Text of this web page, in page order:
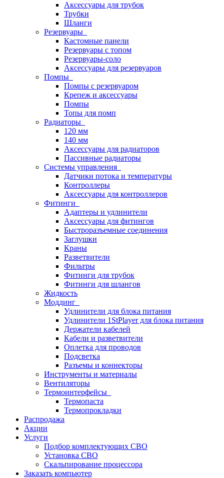
Аксессуары для трубок
Трубки
Шланги
Резервуары
Кастомные панели
Резервуары с топом
Резервуары-соло
Аксессуары для резервуаров
Помпы
Помпы с резервуаром
Крепеж и аксессуары
Помпы
Топы для помп
Радиаторы
120 мм
140 мм
Аксессуары для радиаторов
Пассивные радиаторы
Системы управления
Датчики потока и температуры
Контроллеры
Аксессуары для контроллеров
Фитинги
Адаптеры и удлинители
Аксессуары для фитингов
Быстроразъемные соединения
Заглушки
Краны
Разветвители
Фильтры
Фитинги для трубок
Фитинги для шлангов
Жидкость
Моддинг
Удлинители для блока питания
Удлинители 1StPlayer для блока питания
Держатели кабелей
Кабели и разветвители
Оплетка для проводов
Подсветка
Разъемы и коннекторы
Инструменты и материалы
Вентиляторы
Термоинтерфейсы
Термопаста
Термопрокладки
Распродажа
Акции
Услуги
Подбор комплектующих СВО
Установка СВО
Скальпирование процессора
Заказать компьютер